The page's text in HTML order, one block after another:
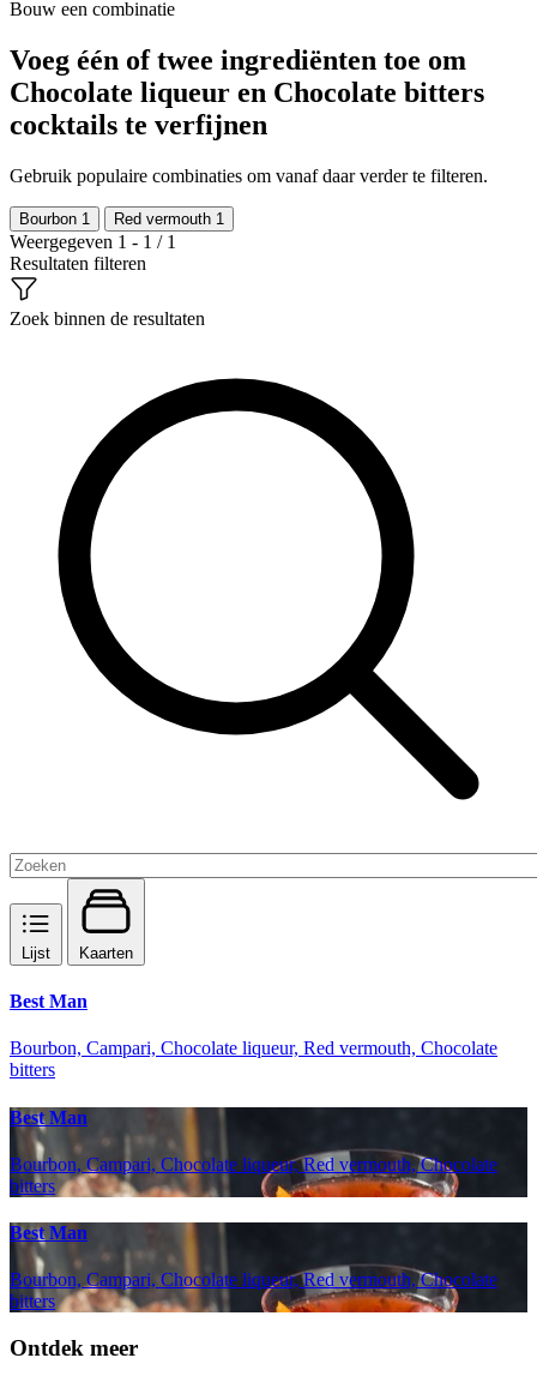
Bouw een combinatie
Voeg één of twee ingrediënten toe om
Chocolate liqueur en Chocolate bitters
cocktails te verfijnen
Gebruik populaire combinaties om vanaf daar verder te filteren.
Bourbon 1 Red vermouth 1
Weergegeven 1 - 1 / 1
Resultaten filteren
Zoek binnen de resultaten
Lijst Kaarten
Best Man
Bourbon, Campari, Chocolate liqueur, Red vermouth, Chocolate
bitters
Best Man
Bourbon, Campari, Chocolate liqueur, Red vermouth, Chocolate
bitters
Best Man
Bourbon, Campari, Chocolate liqueur, Red vermouth, Chocolate
bitters
Ontdek meer